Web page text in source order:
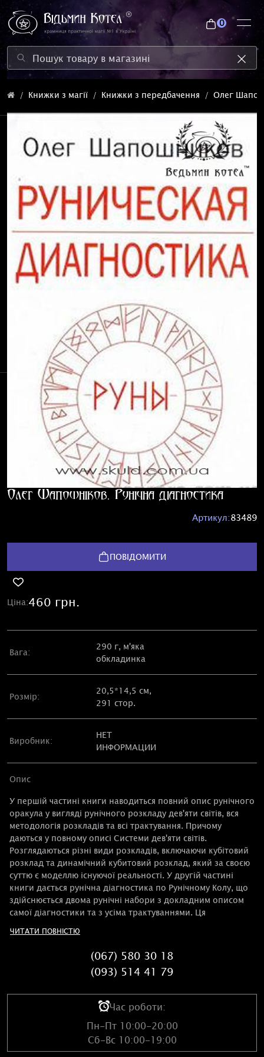
0
Книжки з магії Книжки з передбачення Олег
Олег Шапошніков. Рунічна діагностика
Артикул:83489
ПОВІДОМИТИ
Ціна:460 грн.
Вага:
290 г, м'яка
обкладинка
Розмір:
20,5*14,5 см,
291 стор.
Виробник:
НЕТ
ИНФОРМАЦИИ
Опис
У першій частині книги наводиться повний опис рунічного
оракула у вигляді рунічного розкладу дев'яти світів, вся
методологія розкладів та всі трактування. Причому
даються у повному описі Системи дев'яти світів.
Розглядаються різні види розкладів, включаючи кубітовий
розклад та динамічний кубитовий розклад, який за своєю
суттю є моделлю існуючої реальності. У другій частині
книги дається рунічна діагностика по Рунічному Колу, що
здійснюється двома рунічні набори з докладним описом
самої діагностики та з усіма трактуваннями. Ця
повною демонстрацією виявленої картини. Третя частина
книги описує рунічну діагностику людини на наявність
впливу минулих життів (кармічна проблема), підселення,
програми, інграми (підсвідома програма), органічної
діагностики докладно розповідається суть можливих
проблем та причини появи цих проблем, а також дається
розуміння методу, який може позбавити людину від
виявленої проблеми.
ЧИТАТИ ПОВНІСТЮ
(067) 580 30 18
(093) 514 41 79
Час роботи:
Пн-Пт 10:00-20:00
Сб-Вс 10:00-19:00